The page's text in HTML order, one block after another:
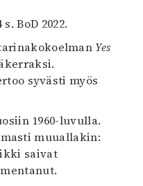
s. BoD 2022.
Yes
syvästi myös
1960-luvulla.
muuallakin:
saivat